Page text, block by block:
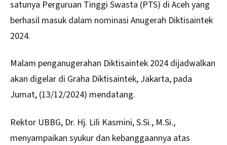
satunya Perguruan Tinggi Swasta (PTS) di Aceh yang
berhasil masuk dalam nominasi Anugerah Diktisaintek
2024.
Malam penganugerahan Diktisaintek 2024 dijadwalkan
akan digelar di Graha Diktisaintek, Jakarta, pada
Jumat, (13/12/2024) mendatang.
Rektor UBBG, Dr. Hj. Lili Kasmini, S.Si., M.Si.,
menyampaikan syukur dan kebanggaannya atas